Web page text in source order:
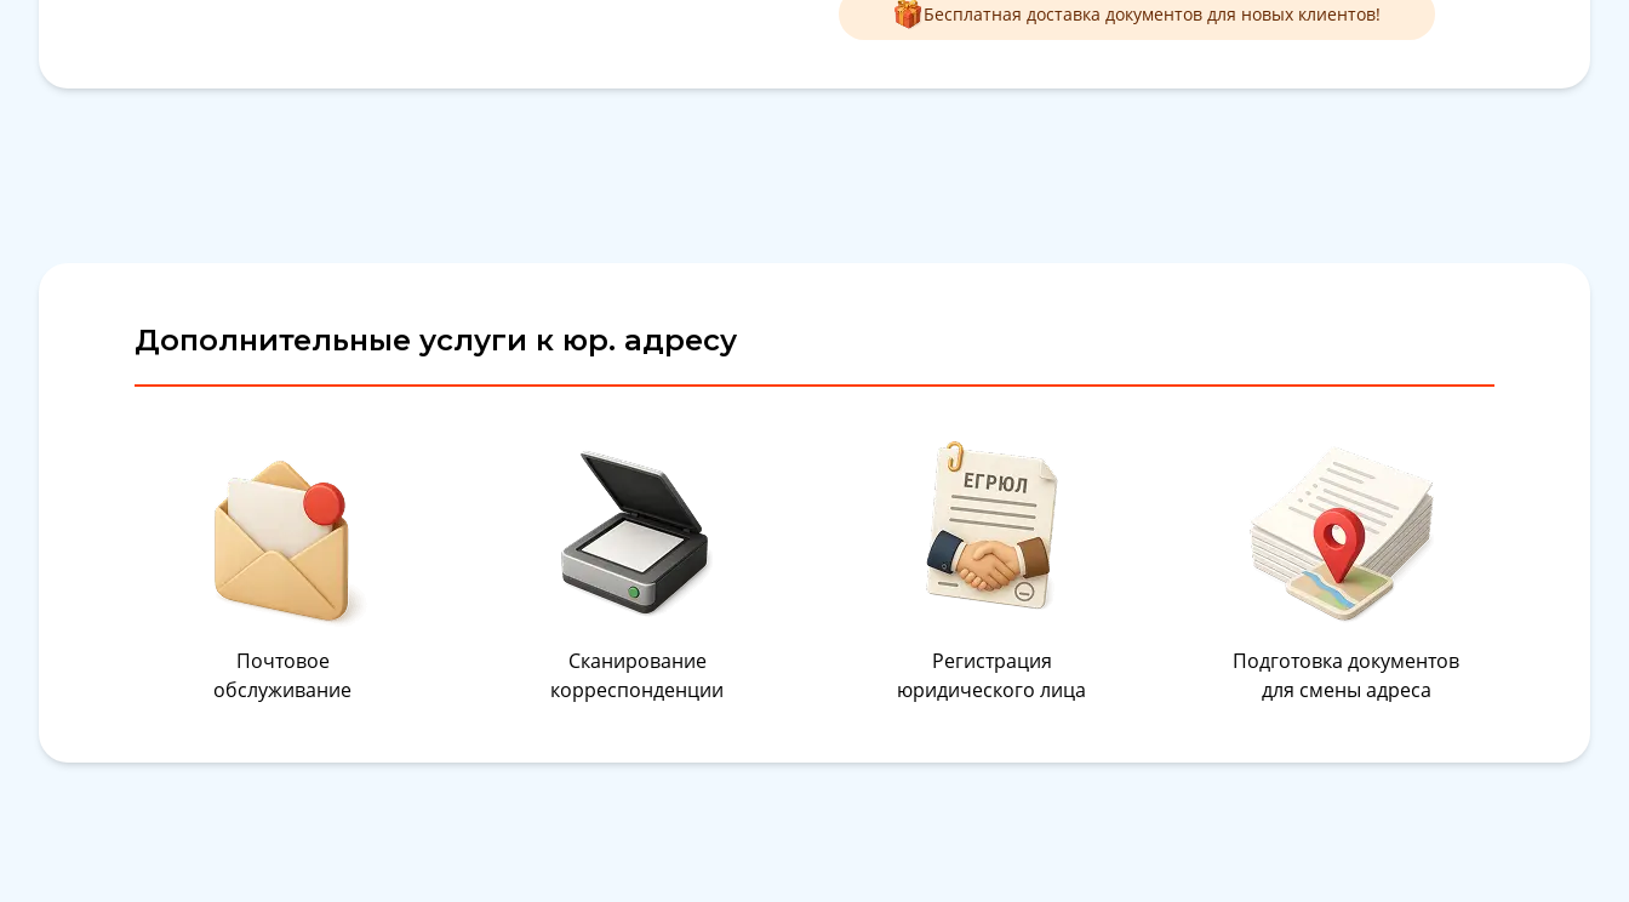
Бесплатная доставка документов для новых клиентов!
Дополнительные услуги к юр. адресу
Почтовое
обслуживание
Сканирование
корреспонденции
Регистрация
юридического лица
Подготовка документов
для смены адреса